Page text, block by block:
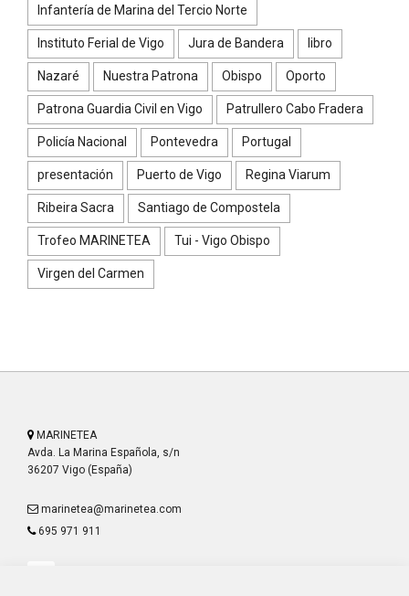
Infantería de Marina del Tercio Norte
Instituto Ferial de Vigo Jura de Bandera libro
Nazaré Nuestra Patrona Obispo Oporto
Patrona Guardia Civil en Vigo Patrullero Cabo Fradera
Policía Nacional Pontevedra Portugal
presentación Puerto de Vigo Regina Viarum
Ribeira Sacra Santiago de Compostela
Trofeo MARINETEA Tui - Vigo Obispo
Virgen del Carmen
MARINETEA
Avda. La Marina Española, s/n
36207 Vigo (España)
marinetea@marinetea.com
695 971 911